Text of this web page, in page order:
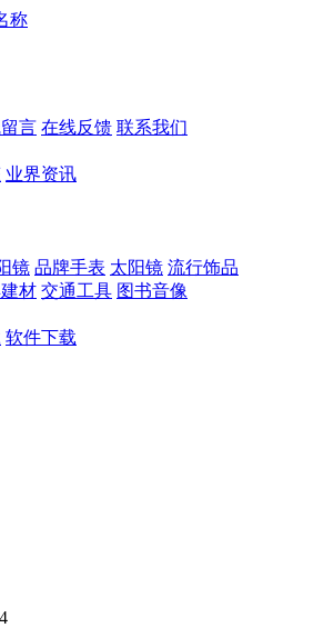
言 在线反馈 联系我们
业界资讯
镜 品牌手表 太阳镜 流行饰品
材 交通工具 图书音像
软件下载
4